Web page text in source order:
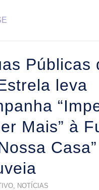
Públicas
leva
Mais” à
, NOTÍCIAS